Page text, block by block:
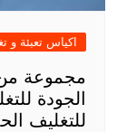
اكياس تعبئة و
مجموعة من
الجودة
للتغليف